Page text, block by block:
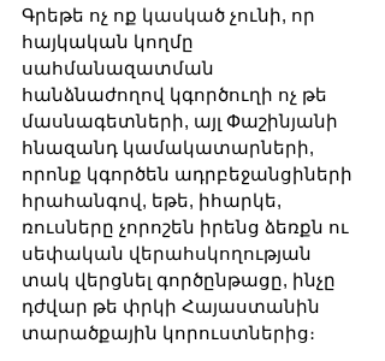
Գրեթե ոչ ոք կասկած չունի, որ
հայկական կողմը
սահմանազատման
հանձնաժողով կգործուղի ոչ թե
մասնագետների, այլ Փաշինյանի
հնազանդ կամակատարների,
որոնք կգործեն ադրբեջանցիների
հրահանգով, եթե, իհարկե,
ռուսները չորոշեն իրենց ձեռքն ու
սեփական վերահսկողության
տակ վերցնել գործընթացը, ինչը
դժվար թե փրկի Հայաստանին
տարածքային կորուստներից։